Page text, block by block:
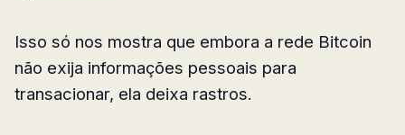
Isso só nos mostra que embora a rede Bitcoin
não exija informações pessoais para
transacionar, ela deixa rastros.